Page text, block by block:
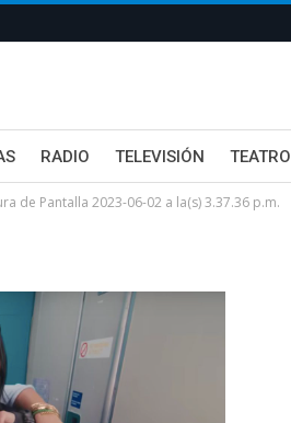
RADIO TELEVISIÓN TEATRO
de Pantalla 2023-06-02 a la(s) 3.37.36 p.m.